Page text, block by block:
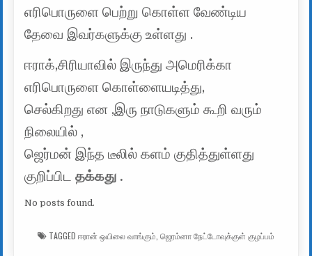
எரிபொருளை பெற்று கொள்ள வேண்டிய
தேவை இவர்களுக்கு உள்ளது .
ஈராக்,சிரியாவில் இருந்து அமெரிக்கா
எரிபொருளை கொள்ளையடித்து,
செல்கிறது என ,இரு நாடுகளும் கூறி வரும்
நிலையில் ,
ஜெர்மன் இந்த டீலில் களம் குதித்துள்ளது
குறிப்பிட
தக்கது .
No posts found.
TAGGED ஈரான் ஒயிலை வாங்கும் ஜெரம்னா நேட்டோவுக்குள் குழப்பம்